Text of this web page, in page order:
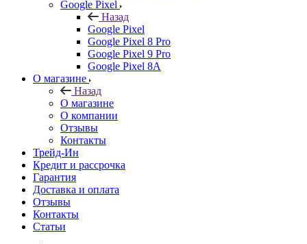
Google Pixel
Назад
Google Pixel
Google Pixel 8 Pro
Google Pixel 9 Pro
Google Pixel 8A
О магазине
Назад
О магазине
О компании
Отзывы
Контакты
Трейд-Ин
Кредит и рассрочка
Гарантия
Доставка и оплата
Отзывы
Контакты
Статьи